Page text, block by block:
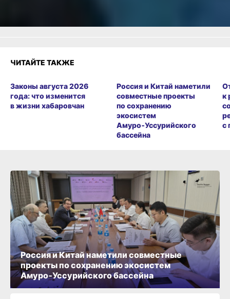
ЧИТАЙТЕ ТАКЖЕ
Законы августа 2026
года: что изменится
в жизни хабаровчан
Россия и Китай наметили
совместные проекты
по сохранению
экосистем
Амуро‑Уссурийского
бассейна
к
с
Россия и Китай наметили совместные
проекты по сохранению экосистем
Амуро‑Уссурийского бассейна